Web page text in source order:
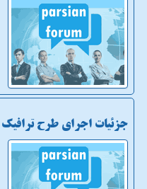
جزئیات اجرای طرح ترافیک ۱۴۰۱